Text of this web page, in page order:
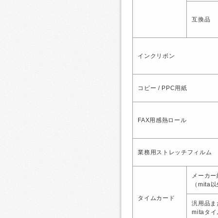
互換品
インクリボン
コピー / PPC用紙
FAX用感熱ロール
業務用ストレッチフィルム
タイムカード
メーカ
（mita
汎用品ま
mitaタイ